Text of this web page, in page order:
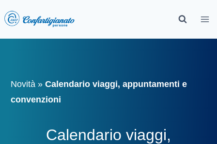
Novità »Calendario viaggi, appuntamenti e
convenzioni
Calendario viaggi,